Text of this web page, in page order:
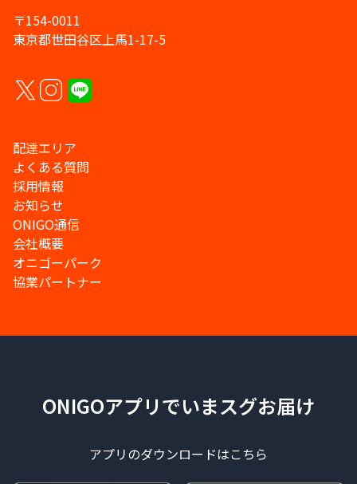
〒154-0011
東京都世田谷区上馬1-17-5
配達エリア
よくある質問
採用情報
お知らせ
ONIGO通信
会社概要
オニゴーパーク
協業パートナー
ONIGOアプリでいまスグお届け
アプリのダウンロードはこちら